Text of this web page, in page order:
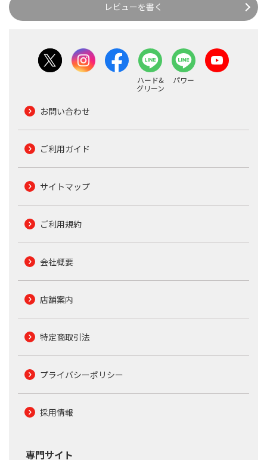
レビューを書く
ハード&
グリーン
パワー
お問い合わせ
ご利用ガイド
サイトマップ
ご利用規約
会社概要
店舗案内
特定商取引法
プライバシーポリシー
採用情報
専門サイト